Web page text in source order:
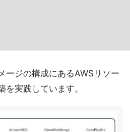
ージの構成にあるAWSリソー
を実践しています。